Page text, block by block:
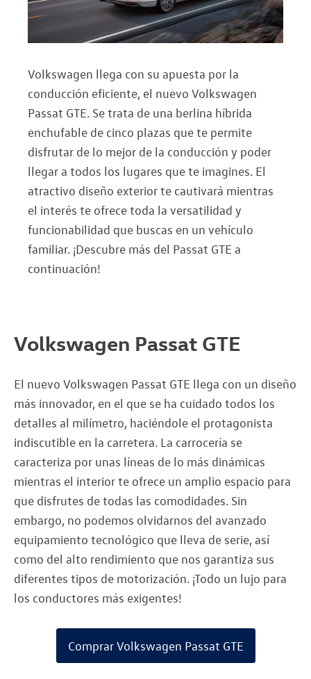
Volkswagen llega con su apuesta por la
conducción eficiente, el nuevo Volkswagen
Passat GTE. Se trata de una berlina híbrida
enchufable de cinco plazas que te permite
disfrutar de lo mejor de la conducción y poder
llegar a todos los lugares que te imagines. El
atractivo diseño exterior te cautivará mientras
el interés te ofrece toda la versatilidad y
funcionabilidad que buscas en un vehículo
familiar. ¡Descubre más del Passat GTE a
continuación!
Volkswagen Passat GTE
El nuevo Volkswagen Passat GTE llega con un diseño
más innovador, en el que se ha cuidado todos los
detalles al milímetro, haciéndole el protagonista
indiscutible en la carretera. La carrocería se
caracteriza por unas líneas de lo más dinámicas
mientras el interior te ofrece un amplio espacio para
que disfrutes de todas las comodidades. Sin
embargo, no podemos olvidarnos del avanzado
equipamiento tecnológico que lleva de serie, así
como del alto rendimiento que nos garantiza sus
diferentes tipos de motorización. ¡Todo un lujo para
los conductores más exigentes!
Comprar Volkswagen Passat GTE